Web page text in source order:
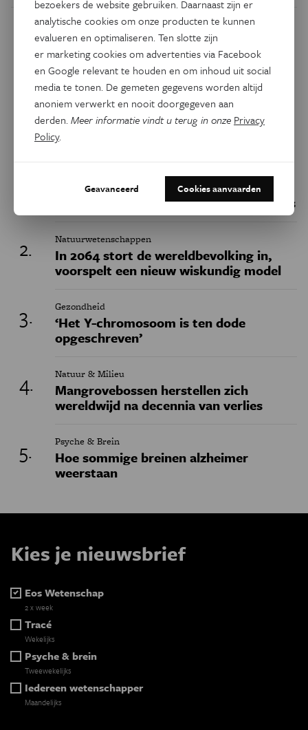
Dit artikel delen op:
Facebook Twitter Linkedin
Keuze van de redactie
Belgische fossielen werpen nieuw licht
op het uitsterven van de neanderthalers
Natuurwetenschappen
In 2064 stort de wereldbevolking in,
voorspelt een nieuw wiskundig model
Gezondheid
‘Het Y-chromosoom is ten dode
opgeschreven’
Natuur & Milieu
Mangrovebossen herstellen zich
wereldwijd na decennia van verlies
Psyche & Brein
Hoe sommige breinen alzheimer
weerstaan
Kies je nieuwsbrief
Eos Wetenschap
2 x week
Tracé
Wekelijks
Psyche & brein
Tweewekelijks
Iedereen wetenschapper
Maandelijks
bezoekers de website gebruiken. Daarnaast zijn er
analytische cookies om onze producten te kunnen
evalueren en optimaliseren. Ten slotte zijn
er marketing cookies om advertenties via Facebook
en Google relevant te houden en om inhoud uit social
media te tonen. De gemeten gegevens worden altijd
anoniem verwerkt en nooit doorgegeven aan
derden.Meer informatie vindt u terug in onze Privacy
Policy.
Geavanceerd Cookies aanvaarden